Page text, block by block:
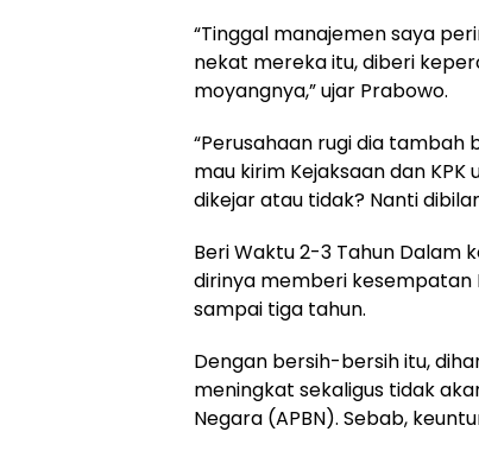
“Tinggal manajemen saya
nekat mereka itu, diberi
moyangnya,” ujar Prabowo.
“Perusahaan rugi dia tambah
mau kirim Kejaksaan dan
dikejar atau tidak? Nanti
Beri Waktu 2-3 Tahun Dalam
dirinya memberi kesempatan
sampai tiga tahun.
Dengan bersih-bersih itu,
meningkat sekaligus tidak
Negara (APBN). Sebab,